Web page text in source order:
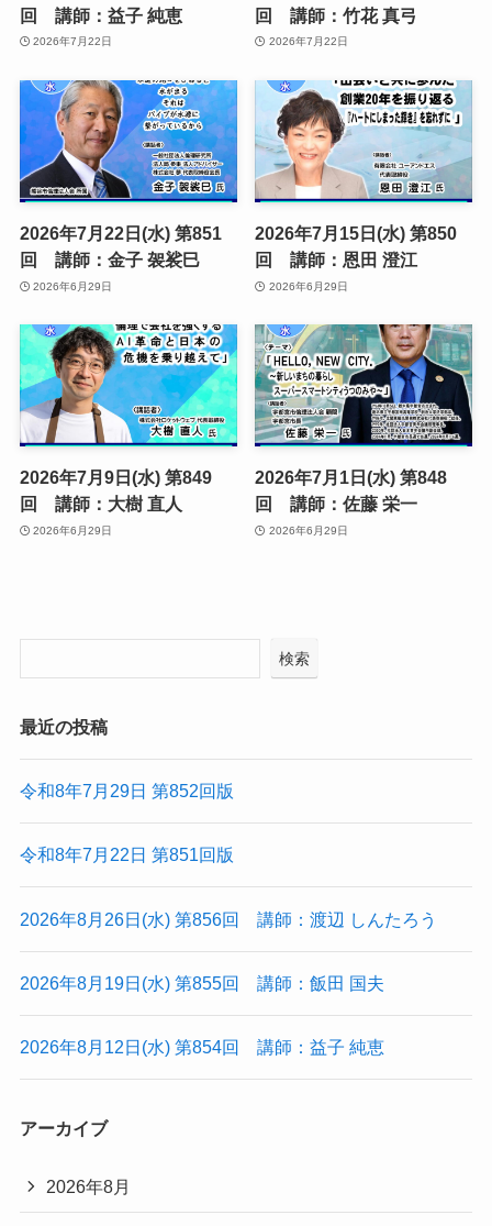
回 講師：益子 純恵
2026年7月22日
回 講師：竹花 真弓
2026年7月22日
2026年7月22日(水) 第851
回 講師：金子 袈裟巳
2026年6月29日
2026年7月15日(水) 第850
回 講師：恩田 澄江
2026年6月29日
2026年7月9日(水) 第849
回 講師：大樹 直人
2026年6月29日
2026年7月1日(水) 第848
回 講師：佐藤 栄一
2026年6月29日
検索
最近の投稿
令和8年7月29日 第852回版
令和8年7月22日 第851回版
2026年8月26日(水) 第856回 講師：渡辺 しんたろう
2026年8月19日(水) 第855回 講師：飯田 国夫
2026年8月12日(水) 第854回 講師：益子 純恵
アーカイブ
2026年8月